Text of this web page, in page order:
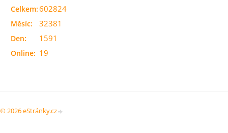
Online: 19
Celkem:602824
Měsíc: 32381
Den: 1591
© 2026 eStránky.cz